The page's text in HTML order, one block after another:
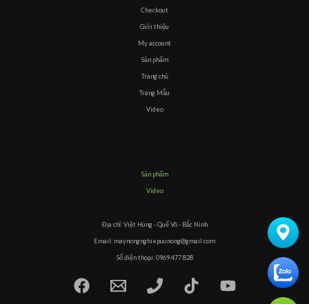
Checkout
Giới thiệu
My account
Sản phẩm
Trang chủ
Trang Mẫu
Video
Sản phẩm
Video
Địa chỉ: Việt Hùng - Quế Võ - Bắc Ninh
Email: maynongnghiepuunong@gmail.com
Số điện thoại: 0969.477.828